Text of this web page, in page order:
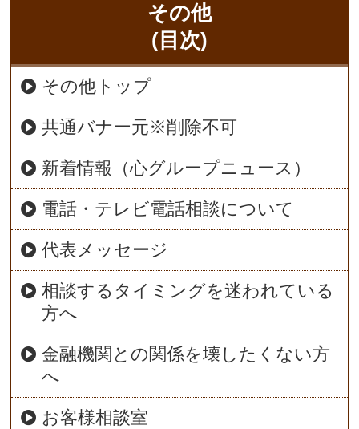
その他
(目次)
その他トップ
共通バナー元※削除不可
新着情報（心グループニュース）
電話・テレビ電話相談について
代表メッセージ
相談するタイミングを迷われている
方へ
金融機関との関係を壊したくない方
へ
お客様相談室